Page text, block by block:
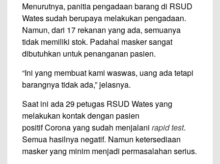
Menurutnya, panitia pengadaan barang di RSUD
Wates sudah berupaya melakukan pengadaan.
Namun, dari 17 rekanan yang ada, semuanya
tidak memiliki stok. Padahal masker sangat
dibutuhkan untuk penanganan pasien.
“Ini yang membuat kami waswas, uang ada tetapi
barangnya tidak ada,” jelasnya.
Saat ini ada 29 petugas RSUD Wates yang
melakukan kontak dengan pasien
positif Corona yang sudah menjalani rapid test.
Semua hasilnya negatif. Namun ketersediaan
masker yang minim menjadi permasalahan serius.